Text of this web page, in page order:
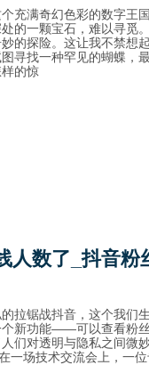
充满奇幻色彩的数字王国
的一颗宝石，难以寻觅
的探险。这让我不禁想
寻找一种罕见的蝴蝶，
的惊
人数了_抖音粉
拉锯战抖音，这个我们
个新功能——可以查看粉
们对透明与隐私之间微
一场技术交流会上，一